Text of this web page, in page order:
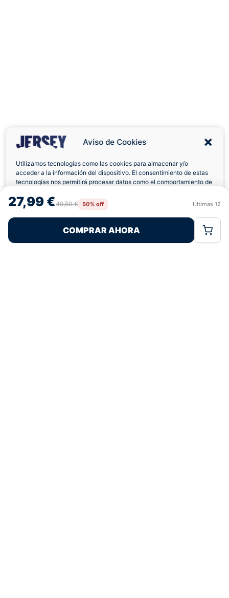
Aviso de Cookies
Utilizamos tecnologías como las cookies para almacenar y/o
acceder a la información del dispositivo. El consentimiento de estas
tecnologías nos permitirá procesar datos como el comportamiento de
retirar el consentimiento, puede afectar negativamente a ciertas
características y funciones.
Rechazar
Política de CookiesPolítica de Privacidad
27,99 €49,50 € 50% off Últimas 12
COMPRAR AHORA
Envíos a Domicilio Devolución 7 Días
Pagos 100% Seguros Ofertas Sin Límites